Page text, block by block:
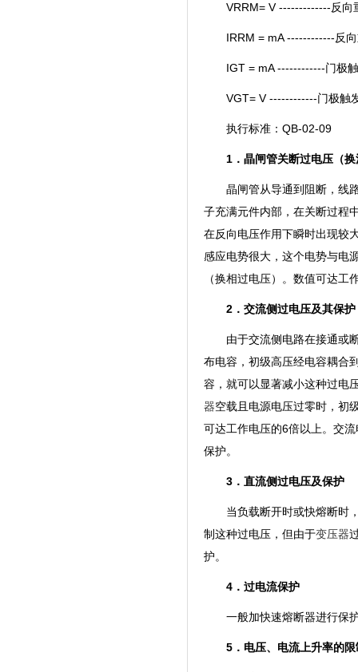
VRRM= V -------------反向
IRRM = mA ------------反
IGT = mA ------------门极
VGT= V ------------门极触
执行标准：QB-02-09
1．晶闸管关断过电压（
晶闸管从导通到阻断，线
子充满元件内部，在关断过程
在反向电压作用下瞬时出现较
感应电势很大，这个电势与电
（换相过电压）。数值可达
2．交流侧过电压及其保护
由于交流侧电路在接通或
布电容，初级高压经电容耦合
容，就可以显著减小这种过电
器空载且电源电压过零时，初
可达工作电压的6倍以上。交
保护。
3．直流侧过电压及保护
当负载断开时或快熔断时
制这种过电压，但由于变压器
护。
4．过电流保护
一般加快速熔断器进行保
5．电压、电流上升率的限